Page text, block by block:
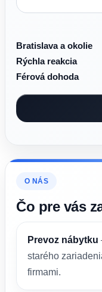
Bratislava a okolie
Rýchla reakcia
Férová dohoda
O NÁS
Čo pre vás
Prevoz nábytku
starého
firmami.